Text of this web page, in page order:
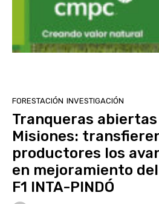
FORESTACIÓN INVESTIGACIÓN
Tranqueras abiertas
Misiones:
productores los
en mejoramiento
F1 INTA-PINDÓ